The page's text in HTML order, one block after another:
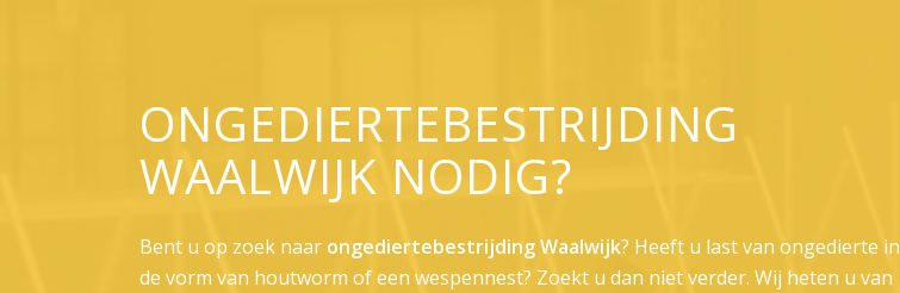
ONGEDIERTEBESTRIJDING
WAALWIJK NODIG?
Bent u op zoek naar ongediertebestrijding Waalwijk? Heeft u last van ongedierte in
de vorm van houtworm of een wespennest? Zoekt u dan niet verder. Wij heten u van